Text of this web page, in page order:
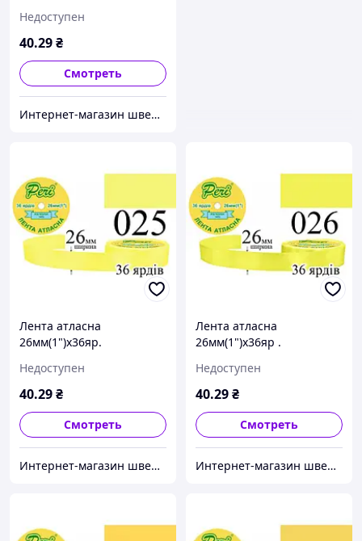
(013)
Недоступен
40.29₴
Смотреть
Интернет-магазин швейной фурнитуры и тканей "Веста-Текстиль"
Лента атласна
26мм(1")х36яр.
(025)
Недоступен
40.29₴
Смотреть
Интернет-магазин швейной фурнитуры и тканей "Веста-Текстиль"
Лента атласна
26мм(1")х36яр .
(026)
Недоступен
40.29₴
Смотреть
Интернет-магазин швейной фурнитуры и тканей "Веста-Текстиль"